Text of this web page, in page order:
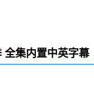
全集内置中英字幕